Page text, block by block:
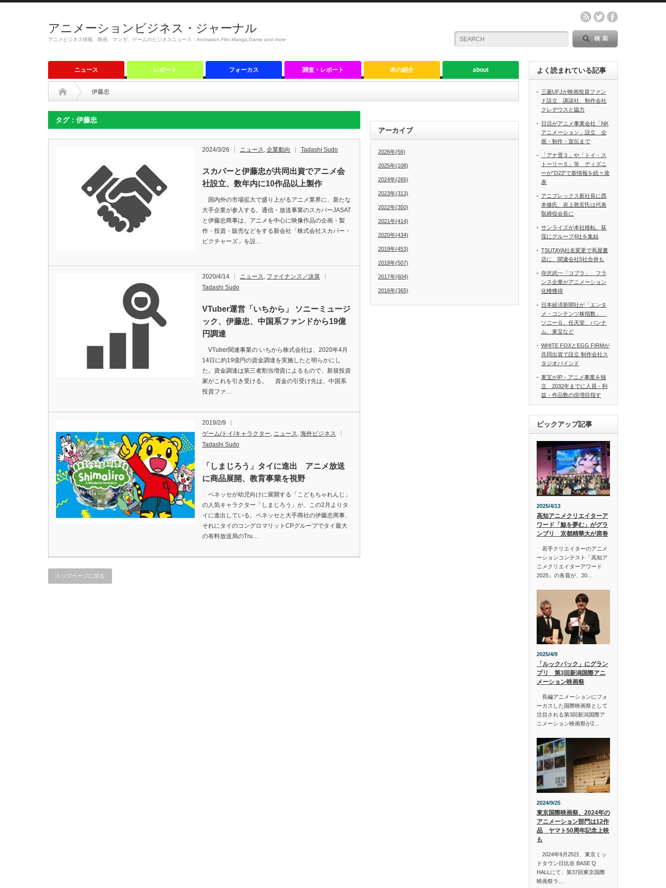
アニメーションビジネス・ジャーナル
アニメビジネス情報、映画、マンガ、ゲームのビジネスニュース：Animation,Film,Manga,Game and more
ニュース レポート フォーカス 調査・レポート 本の紹介 about
伊藤忠
タグ：伊藤忠
2024/3/26 ニュース, 企業動向 Tadashi Sudo
スカパーと伊藤忠が共同出資でアニメ会
社設立、数年内に10作品以上製作
国内外の市場拡大で盛り上がるアニメ業界に、新たな
大手企業が参入する。通信・放送事業のスカパーJASAT
と伊藤忠商事は、アニメを中心に映像作品の企画・製
作・投資・販売などをする新会社「株式会社スカパー・
ピクチャーズ」を設…
2020/4/14 ニュース, ファイナンス／決算
Tadashi Sudo
VTuber運営「いちから」 ソニーミュージ
ック、伊藤忠、中国系ファンドから19億
円調達
VTuber関連事業の いちから株式会社は、2020年4月
14日に約19億円の資金調達を実施したと明らかにし
た。資金調達は第三者割当増資によるもので、新規投資
家がこれを引き受ける。 資金の引受け先は、中国系
投資ファ…
2019/2/9
ゲーム/トイ/キャラクター, ニュース, 海外ビジネス
Tadashi Sudo
「しまじろう」タイに進出 アニメ放送
に商品展開、教育事業を視野
ベネッセが幼児向けに展開する「こどもちゃれんじ」
の人気キャラクター「しまじろう」が、この2月よりタ
イに進出している。ベネッセと大手商社の伊藤忠商事、
それにタイのコングロマリットCPグループでタイ最大
の有料放送局のTru…
トップページに戻る
アーカイブ
2026年(56)
2025年(108)
2024年(265)
2023年(313)
2022年(350)
2021年(414)
2020年(434)
2019年(453)
2018年(507)
2017年(604)
2016年(365)
よく読まれている記事
三菱UFJが映画投資ファン
ド設立 講談社、制作会社
クレデウスと協力
日活がアニメ事業会社「NK
アニメーション」設立 企
画・制作・宣伝まで
「アナ雪３」や「トイ・ス
トーリー５」等 ディズニ
ーが“D23”で新情報を続々発
表
アニプレックス新社長に西
本修氏、岩上敦宏氏は代表
取締役会長に
サンライズが本社移転、荻
窪にグループ4社を集結
TSUTAYA社名変更で蔦屋書
店に、関連会社5社合併も
寺沢武一「コブラ」 フラ
ンス企業がアニメーション
化権獲得
日本経済新聞社が「エンタ
メ・コンテンツ株指数」
ソニーＧ、任天堂、バンナ
ム、東宝など
WHITE FOXとEGG FIRMが
共同出資で設立 制作会社ス
タジオバインド
東宝がIP・アニメ事業を独
立 2032年までに人員・利
益・作品数の倍増目指す
ピックアップ記事
2025/4/13
高知アニメクリエイターア
ワード「鯨を夢む」がグラ
ンプリ 京都精華大が席巻
若手クリエイターのアニメ
ーションコンテスト「高知ア
ニメクリエイターアワード
2025」の各賞が、20…
2025/4/9
「ルックバック」にグラン
プリ 第3回新潟国際アニ
メーション映画祭
長編アニメーションにフォ
ーカスした国際映画祭として
注目される第3回新潟国際ア
ニメーション映画祭が2…
2024/9/25
東京国際映画祭、2024年の
アニメーション部門は12作
品 ヤマト50周年記念上映
も
2024年9月25日、東京ミッ
ドタウン日比谷 BASE Q
HALLにて、第37回東京国際
映画祭ラ…